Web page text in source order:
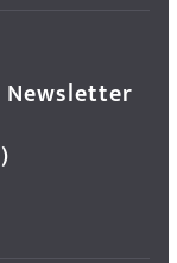
Newsletter